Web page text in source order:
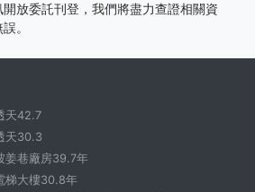
放委託刊登，我們將盡力查證相關資
。
天42.7
天30.3
姜巷廠房39.7年
梯大樓30.8年